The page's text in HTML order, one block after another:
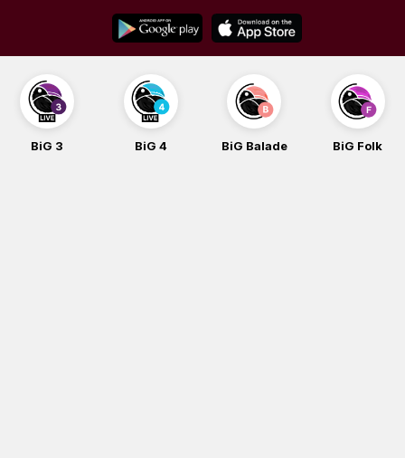
content
BiG 3 BiG 4 BiG Balade BiG Folk